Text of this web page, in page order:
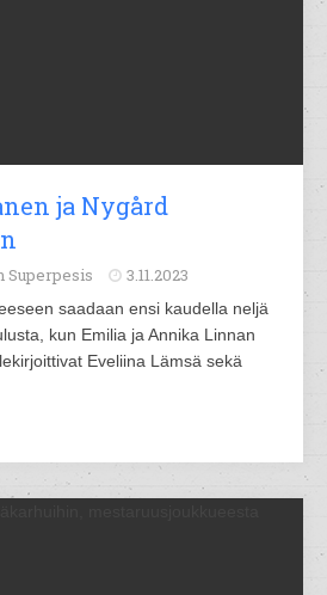
ja Nygård
Superpesis 3.11.2023
saadaan ensi kaudella neljä
kun Emilia ja Annika Linnan
Eveliina Lämsä sekä